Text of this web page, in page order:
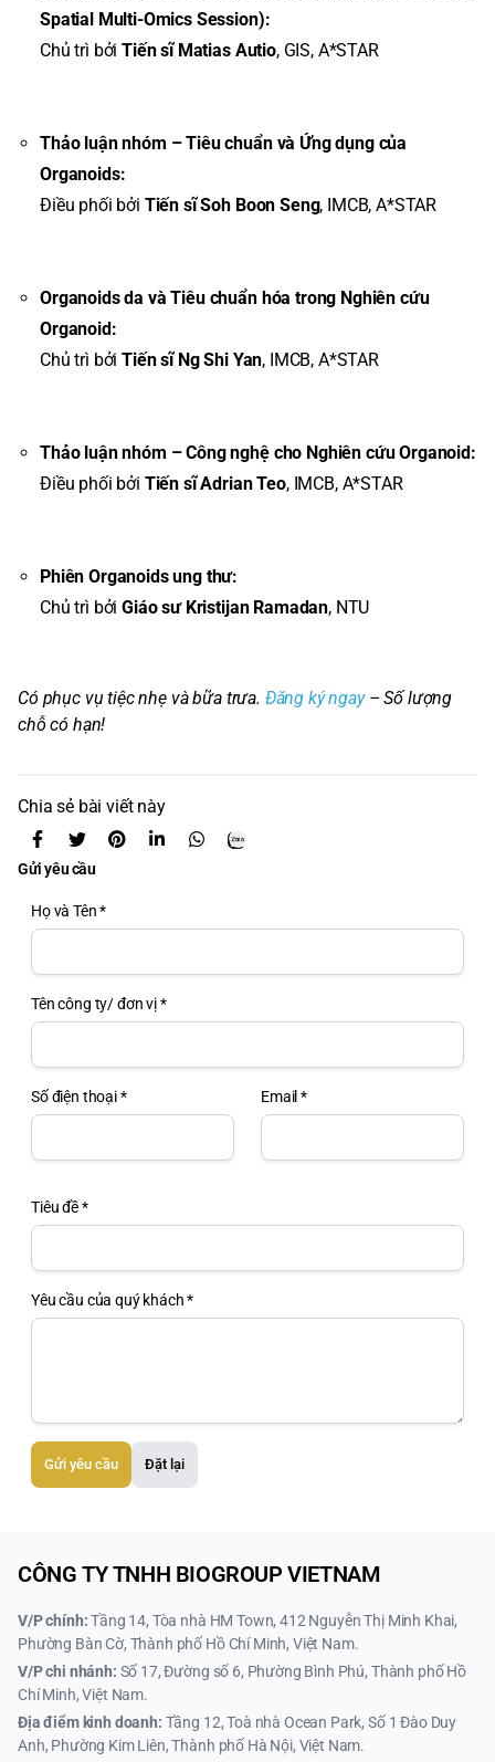
Spatial Multi-Omics Session):
Chủ trì bởiTiến sĩ Matias Autio, GIS, A*STAR
Thảo luận nhóm – Tiêu chuẩn và Ứng dụng của
Organoids:
Điều phối bởi Tiến sĩ Soh Boon Seng, IMCB, A*STAR
Organoids da và Tiêu chuẩn hóa trong Nghiên cứu
Organoid:
Chủ trì bởiTiến sĩ Ng Shi Yan, IMCB, A*STAR
Thảo luận nhóm – Công nghệ cho Nghiên cứu Organoid:
Điều phối bởi Tiến sĩ Adrian Teo, IMCB, A*STAR
Phiên Organoids ung thư:
Chủ trì bởiGiáo sư Kristijan Ramadan, NTU
Có phục vụ tiệc nhẹ và bữa trưa. Đăng ký ngay– Số lượng
chỗ có hạn!
Chia sẻ bài viết này
Gửi yêu cầu
Họ và Tên *
Tên công ty/ đơn vị *
Số điện thoại * Email *
Tiêu đề *
Yêu cầu của quý khách *
Gửi yêu cầu Đặt lại
CÔNG TY TNHH BIOGROUP VIETNAM
V/P chính:Tầng 14, Tòa nhà HM Town, 412 Nguyễn Thị Minh Khai,
Phường Bàn Cờ, Thành phố Hồ Chí Minh, Việt Nam.
V/P chi nhánh: Số 17, Đường số 6, Phường Bình Phú, Thành phố Hồ
Chí Minh, Việt Nam.
Địa điểm kinh doanh: Tầng 12, Toà nhà Ocean Park, Số 1 Đào Duy
Anh, Phường Kim Liên, Thành phố Hà Nội, Việt Nam.